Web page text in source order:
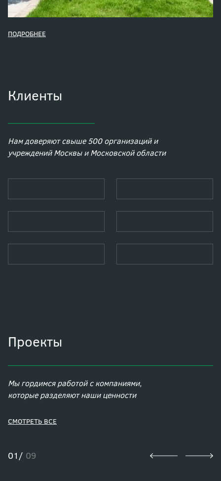
ПОДРОБНЕЕ
Клиенты
Нам доверяют свыше 500 организаций и
учреждений Москвы и Московской области
Проекты
Мы гордимся работой с компаниями,
которые разделяют наши ценности
CМОТРЕТЬ ВСЕ
01/ 09